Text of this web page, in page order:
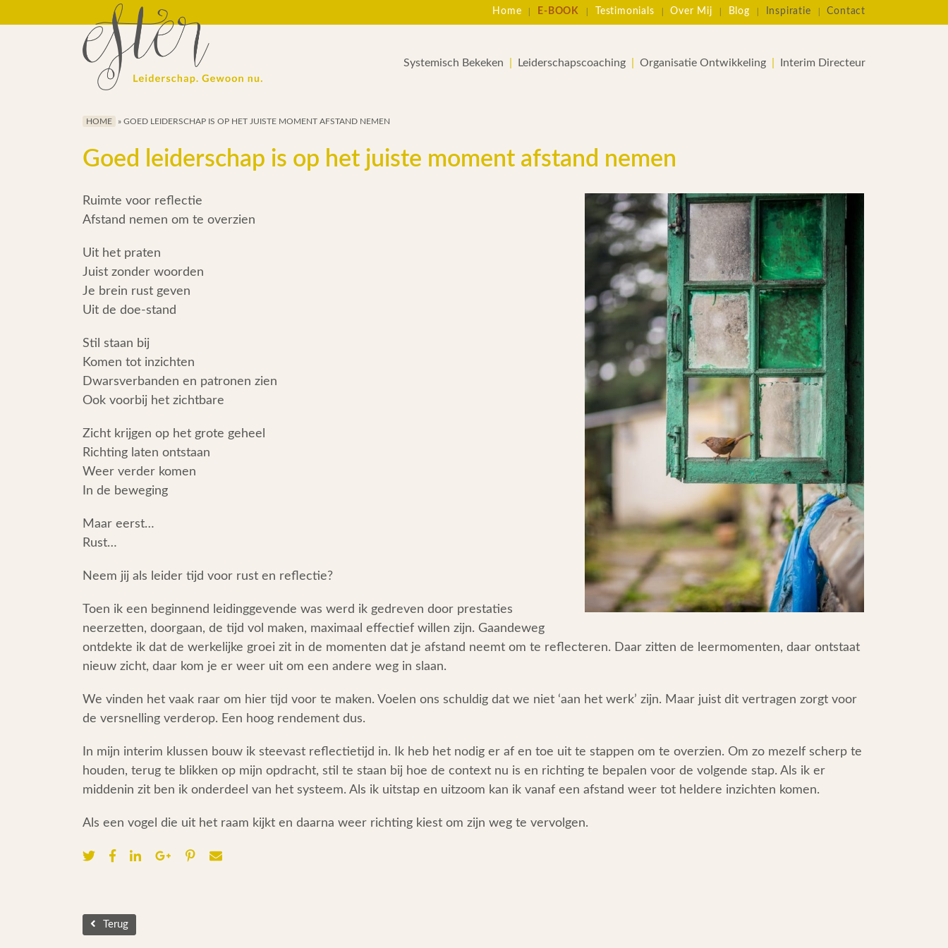
Home E-BOOK Testimonials Over Mij Blog Inspiratie Contact
Systemisch Bekeken Leiderschapscoaching Organisatie Ontwikkeling Interim Directeur
HOME » GOED LEIDERSCHAP IS OP HET JUISTE MOMENT AFSTAND NEMEN
Goed leiderschap is op het juiste moment afstand nemen
Ruimte voor reflectie
Afstand nemen om te overzien
Uit het praten
Juist zonder woorden
Je brein rust geven
Uit de doe-stand
Stil staan bij
Komen tot inzichten
Dwarsverbanden en patronen zien
Ook voorbij het zichtbare
Zicht krijgen op het grote geheel
Richting laten ontstaan
Weer verder komen
In de beweging
Maar eerst…
Rust…
Neem jij als leider tijd voor rust en reflectie?
Toen ik een beginnend leidinggevende was werd ik gedreven door prestaties
neerzetten, doorgaan, de tijd vol maken, maximaal effectief willen zijn. Gaandeweg
ontdekte ik dat de werkelijke groei zit in de momenten dat je afstand neemt om te reflecteren. Daar zitten de leermomenten, daar ontstaat
nieuw zicht, daar kom je er weer uit om een andere weg in slaan.
We vinden het vaak raar om hier tijd voor te maken. Voelen ons schuldig dat we niet ‘aan het werk’ zijn. Maar juist dit vertragen zorgt voor
de versnelling verderop. Een hoog rendement dus.
In mijn interim klussen bouw ik steevast reflectietijd in. Ik heb het nodig er af en toe uit te stappen om te overzien. Om zo mezelf scherp te
houden, terug te blikken op mijn opdracht, stil te staan bij hoe de context nu is en richting te bepalen voor de volgende stap. Als ik er
middenin zit ben ik onderdeel van het systeem. Als ik uitstap en uitzoom kan ik vanaf een afstand weer tot heldere inzichten komen.
Als een vogel die uit het raam kijkt en daarna weer richting kiest om zijn weg te vervolgen.
Terug